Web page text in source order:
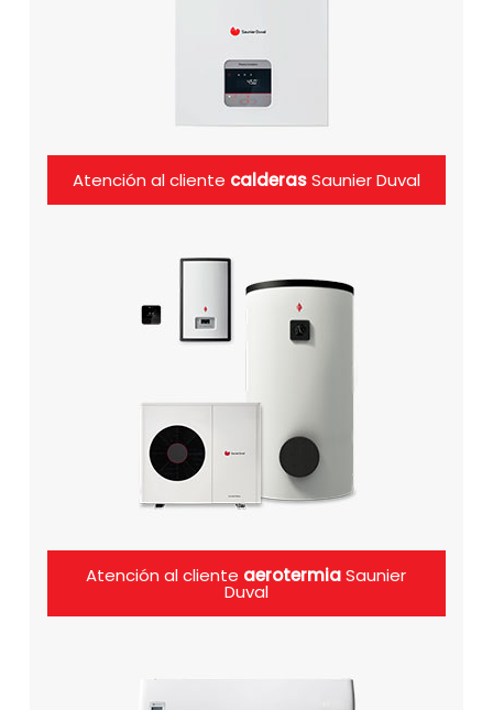
Atención al cliente calderasSaunier Duval
Atención al cliente aerotermiaSaunier
Duval